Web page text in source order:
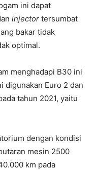
ini dapat
injector tersumbat
bakar tidak
optimal.
menghadapi B30 ini
digunakan Euro 2 dan
tahun 2021, yaitu
dengan kondisi
mesin 2500
km pada